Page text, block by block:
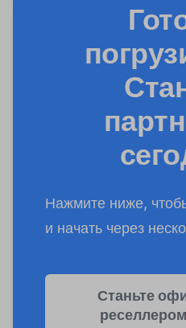
Нажмите ниже,
и начать через
Станьте